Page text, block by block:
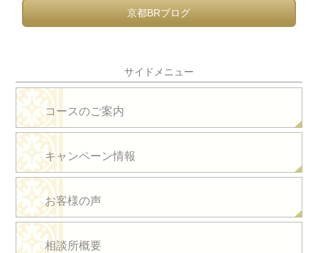
京都BRブログ
サイドメニュー
コースのご案内
キャンペーン情報
お客様の声
相談所概要